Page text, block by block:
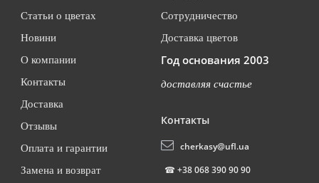
Статьи о цветах
Новини
О компании
Контакты
Доставка
Отзывы
Оплата и гарантии
Замена и возврат
Сотрудничество
Доставка цветов
Год основания 2003
доставляя счастье
Контакты
cherkasy@ufl.ua
☎ +38 068 390 90 90